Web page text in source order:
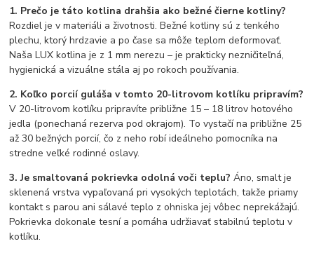
1. Prečo je táto kotlina drahšia ako bežné čierne kotliny?
Rozdiel je v materiáli a životnosti. Bežné kotliny sú z tenkého
plechu, ktorý hrdzavie a po čase sa môže teplom deformovať.
Naša LUX kotlina je z 1 mm nerezu – je prakticky nezničiteľná,
hygienická a vizuálne stála aj po rokoch používania.
2. Koľko porcií guláša v tomto 20-litrovom kotlíku pripravím?
V 20-litrovom kotlíku pripravíte približne 15 – 18 litrov hotového
jedla (ponechaná rezerva pod okrajom). To vystačí na približne 25
až 30 bežných porcií, čo z neho robí ideálneho pomocníka na
stredne veľké rodinné oslavy.
3. Je smaltovaná pokrievka odolná voči teplu? Áno, smalt je
sklenená vrstva vypaľovaná pri vysokých teplotách, takže priamy
kontakt s parou ani sálavé teplo z ohniska jej vôbec neprekážajú.
Pokrievka dokonale tesní a pomáha udržiavať stabilnú teplotu v
kotlíku.